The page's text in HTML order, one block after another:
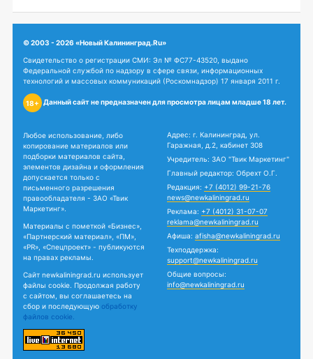
© 2003 - 2026 «Новый Калининград.Ru»
Свидетельство о регистрации СМИ: Эл № ФС77-43520, выдано
Федеральной службой по надзору в сфере связи, информационных
технологий и массовых коммуникаций (Роскомнадзор) 17 января 2011 г.
18+ Данный сайт не предназначен для просмотра лицам младше 18 лет.
Любое использование, либо
копирование материалов или
подборки материалов сайта,
элементов дизайна и оформления
допускается только с
письменного разрешения
правообладателя - ЗАО «Твик
Маркетинг».
Материалы с пометкой «Бизнес»,
«Партнерский материал», «ПМ»,
«PR», «Спецпроект» - публикуются
на правах рекламы.
Сайт newkaliningrad.ru использует
файлы cookie. Продолжая работу
с сайтом, вы соглашаетесь на
сбор и последующую обработку
файлов cookie.
Адрес: г. Калининград, ул.
Гаражная, д.2, кабинет 308
Учредитель: ЗАО "Твик Маркетинг"
Главный редактор: Обрехт О.Г.
Редакция: +7 (4012) 99-21-76
news@newkaliningrad.ru
Реклама: +7 (4012) 31-07-07
reklama@newkaliningrad.ru
Афиша: afisha@newkaliningrad.ru
Техподдержка:
support@newkaliningrad.ru
Общие вопросы:
info@newkaliningrad.ru